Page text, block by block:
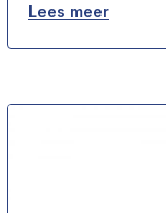
Lees meer